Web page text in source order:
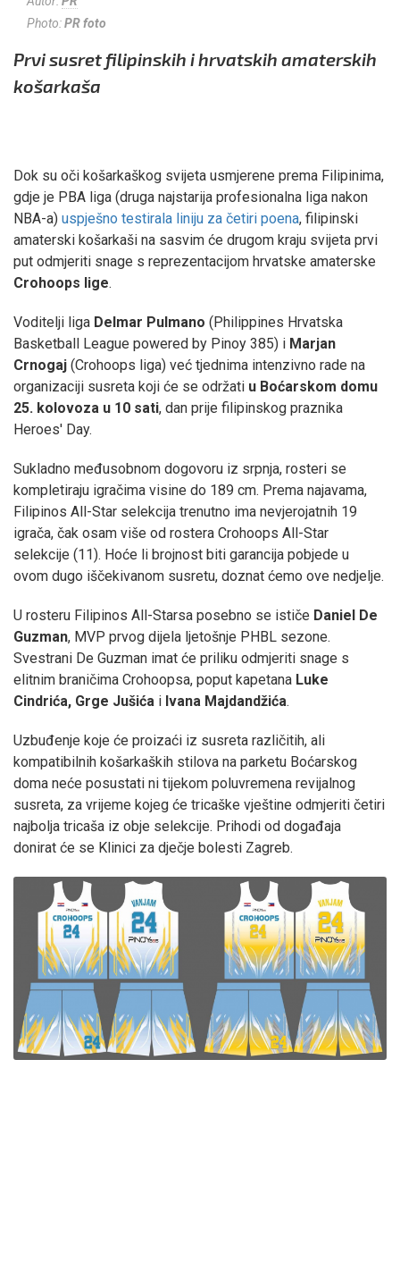
Photo:PR foto
Prvi susret filipinskih i hrvatskih amaterskih
košarkaša
Dok su oči košarkaškog svijeta usmjerene prema Filipinima,
gdje je PBA liga (druga najstarija profesionalna liga nakon
NBA-a) uspješno testirala liniju za četiri poena, filipinski
amaterski košarkaši na sasvim će drugom kraju svijeta prvi
put odmjeriti snage s reprezentacijom hrvatske amaterske
Crohoops lige.
Voditelji liga Delmar Pulmano (Philippines Hrvatska
Basketball League powered by Pinoy 385) i Marjan
Crnogaj (Crohoops liga) već tjednima intenzivno rade na
organizaciji susreta koji će se održati u Boćarskom domu
25. kolovoza u 10 sati, dan prije filipinskog praznika
Heroes' Day.
Sukladno međusobnom dogovoru iz srpnja, rosteri se
kompletiraju igračima visine do 189 cm. Prema najavama,
Filipinos All-Star selekcija trenutno ima nevjerojatnih 19
igrača, čak osam više od rostera Crohoops All-Star
selekcije (11). Hoće li brojnost biti garancija pobjede u
ovom dugo iščekivanom susretu, doznat ćemo ove nedjelje.
U rosteru Filipinos All-Starsa posebno se ističe Daniel De
Guzman, MVP prvog dijela ljetošnje PHBL sezone.
Svestrani De Guzman imat će priliku odmjeriti snage s
elitnim braničima Crohoopsa, poput kapetana Luke
Cindrića, Grge Jušića i Ivana Majdandžića.
Uzbuđenje koje će proizaći iz susreta različitih, ali
kompatibilnih košarkaških stilova na parketu Boćarskog
doma neće posustati ni tijekom poluvremena revijalnog
susreta, za vrijeme kojeg će tricaške vještine odmjeriti četiri
najbolja tricaša iz obje selekcije. Prihodi od događaja
donirat će se Klinici za dječje bolesti Zagreb.